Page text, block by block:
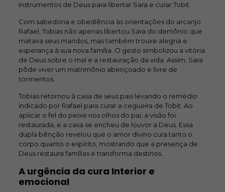
instrumentos de Deus para libertar Sara e curar Tobit.
Com sabedoria e obediência às orientações do arcanjo
Rafael, Tobias não apenas libertou Sara do demônio que
matava seus maridos, mas também trouxe alegria e
esperança à sua nova família. O gesto simbolizou a vitória
de Deus sobre o mal e a restauração da vida. Assim, Sara
pôde viver um matrimônio abençoado e livre de
tormentos.
Tobias retornou à casa de seus pais levando o remédio
indicado por Rafael para curar a cegueira de Tobit. Ao
aplicar o fel do peixe nos olhos do pai, a visão foi
restaurada, e a casa se encheu de louvor a Deus. Essa
dupla bênção revelou que o amor divino cura tanto o
corpo quanto o espírito, mostrando que a presença de
Deus restaura famílias e transforma destinos.
A urgência da cura Interior e
emocional